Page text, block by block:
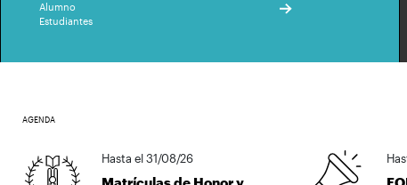
Alumno
Estudiantes
AGENDA
Hasta el 31/08/26